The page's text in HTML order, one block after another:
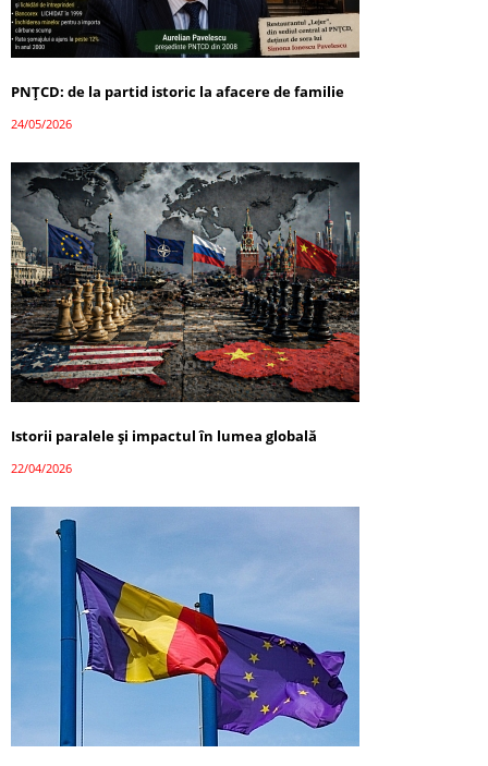
PNȚCD: de la partid istoric la afacere de familie
24/05/2026
Istorii paralele și impactul în lumea globală
22/04/2026